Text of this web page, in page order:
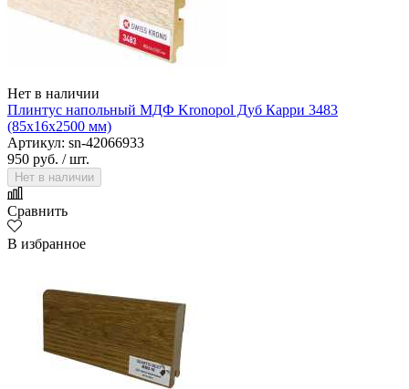
Нет в наличии
Плинтус напольный МДФ Kronopol Дуб Карри 3483
(85х16х2500 мм)
Артикул: sn-42066933
950 руб. / шт.
Нет в наличии
Сравнить
В избранное